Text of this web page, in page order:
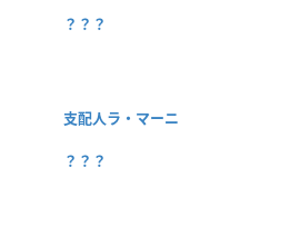
？？？
支配人ラ・マーニ
？？？